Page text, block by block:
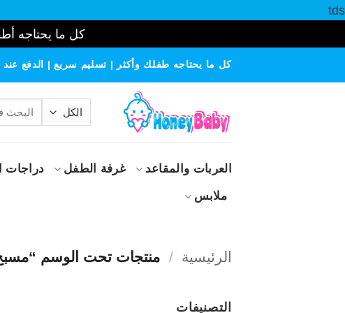
tds
كل ما يحتاجه
كل ما يحتاجه طفلك وأكثر | تسليم سريع | الدفع عند
البحث
العربات والمقاعد غرفة الطفل دراجات
ملابس
الرئيسية / منتجات تحت الوسم
التصنيفات